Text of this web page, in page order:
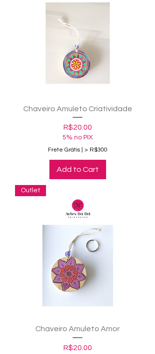
Chaveiro Amuleto Criatividade
Price
R$20.00
5% no PIX
Frete Grátis | > R$300
Add to Cart
Outlet
Chaveiro Amuleto Amor
Price
R$20.00